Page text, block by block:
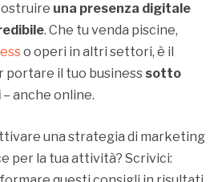
una presenza digitale
. Che tu venda piscine,
o operi in altri settori, è il
portare il tuo business sotto
– anche online.
una strategia di marketing
per la tua attività? Scrivici: